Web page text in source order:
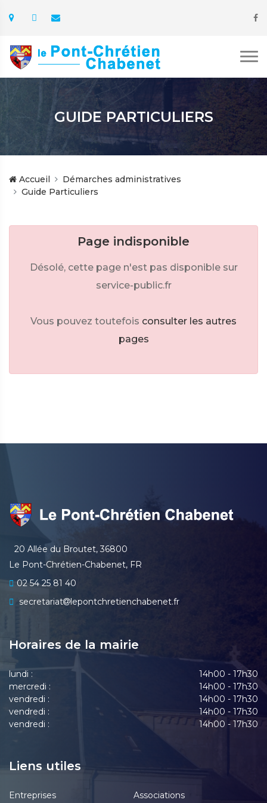
GUIDE PARTICULIERS
Accueil
Démarches administratives
Guide Particuliers
Page indisponible
Désolé, cette page n'est pas disponible sur
service-public.fr
Vous pouvez toutefois consulter les autres
pages
20 Allée du Broutet, 36800
Le Pont-Chrétien-Chabenet, FR
02 54 25 81 40
secretariat
lepontchretienchabenet.fr
Horaires de la mairie
lundi :
14h00 - 17h30
mercredi :
14h00 - 17h30
vendredi :
14h00 - 17h30
vendredi :
14h00 - 17h30
vendredi :
14h00 - 17h30
Liens utiles
Entreprises Associations